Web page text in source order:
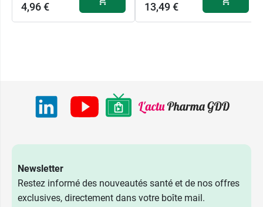
4,96 € 13,49 €
Newsletter
Restez informé des nouveautés santé et de nos offres
exclusives, directement dans votre boîte mail.